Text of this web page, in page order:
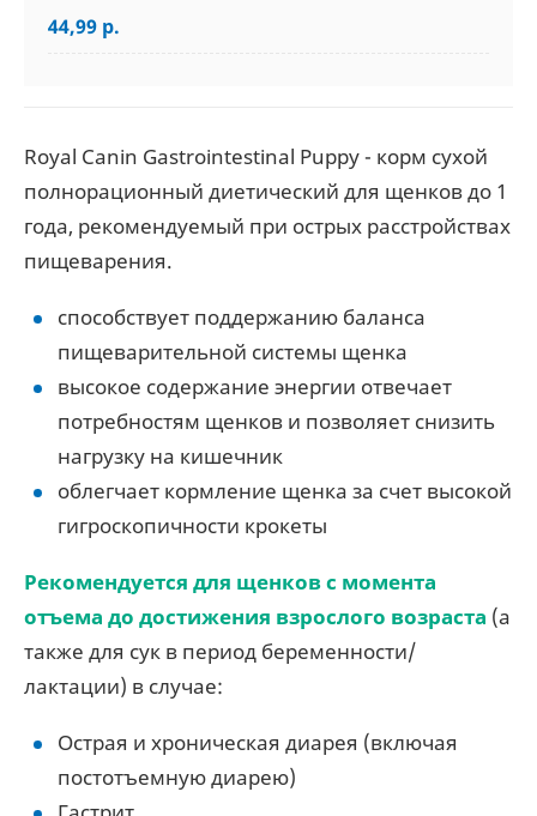
44,99 р.
Royal Canin Gastrointestinal Puppy - корм сухой
полнорационный диетический для щенков до 1
года, рекомендуемый при острых расстройствах
пищеварения.
способствует поддержанию баланса
пищеварительной системы щенка
высокое содержание энергии отвечает
потребностям щенков и позволяет снизить
нагрузку на кишечник
облегчает кормление щенка за счет высокой
гигроскопичности крокеты
Рекомендуется для щенков с момента
отъема до достижения взрослого возраста (а
также для сук в период беременности/
лактации) в случае:
Острая и хроническая диарея (включая
постотъемную диарею)